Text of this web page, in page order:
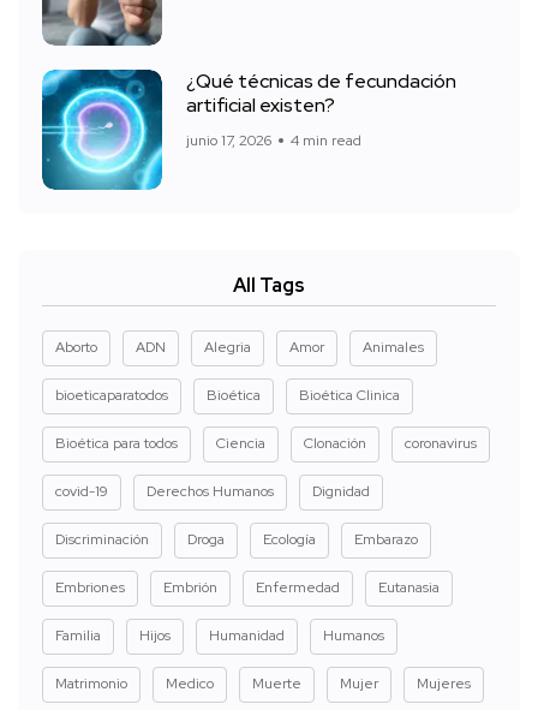
¿Qué técnicas de fecundación
artificial existen?
junio 17, 2026 4 min read
All Tags
Aborto ADN Alegria Amor Animales
bioeticaparatodos Bioética Bioética Clinica
Bioética para todos Ciencia Clonación coronavirus
covid-19 Derechos Humanos Dignidad
Discriminación Droga Ecología Embarazo
Embriones Embrión Enfermedad Eutanasia
Familia Hijos Humanidad Humanos
Matrimonio Medico Muerte Mujer Mujeres